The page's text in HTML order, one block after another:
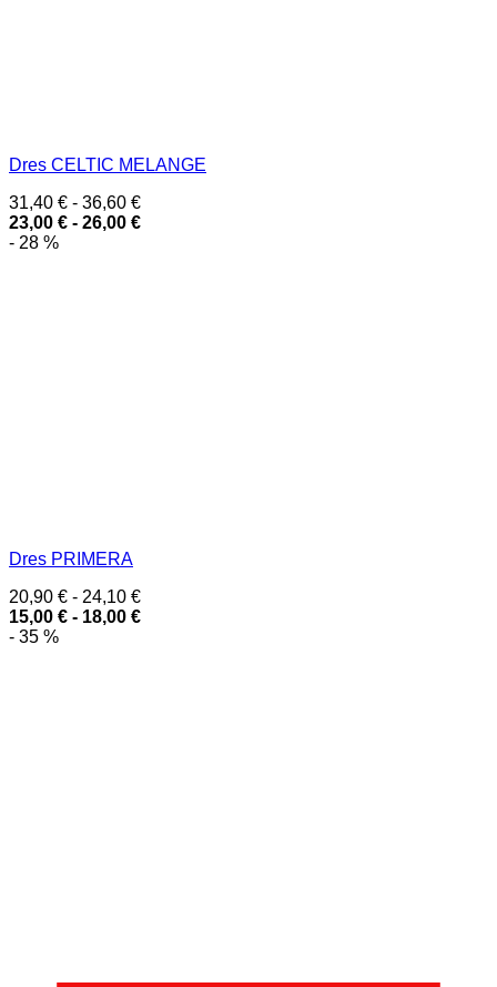
Dres CELTIC MELANGE
31,40 € - 36,60 €
23,00 € - 26,00 €
- 28 %
Dres PRIMERA
20,90 € - 24,10 €
15,00 € - 18,00 €
- 35 %